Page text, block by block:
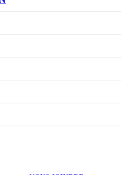
VÉHICULE
ROUTIER
AUTO
VOUS